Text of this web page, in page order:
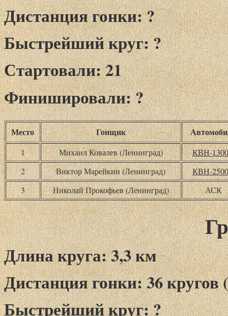
Дистанция гонки: ?
Быстрейший круг: ?
Стартовали: 21
Финишировали: ?
Место Гонщик
1 Михаил Ковалев (Ленинград)
КВН-
2
Виктор Марейкин (Ленинград)
КВН-
3
Николай Прокофьев (Ленинград) АСК
Длина круга: 3,3 км
Дистанция гонки: 36 кругов
Быстрейший круг: ?